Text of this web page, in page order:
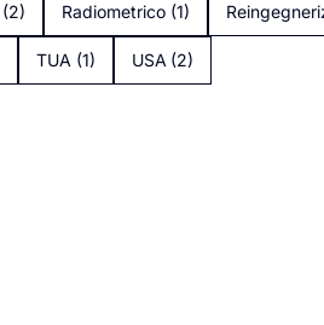
(2) Radiometrico (1)
TUA (1) USA (2)